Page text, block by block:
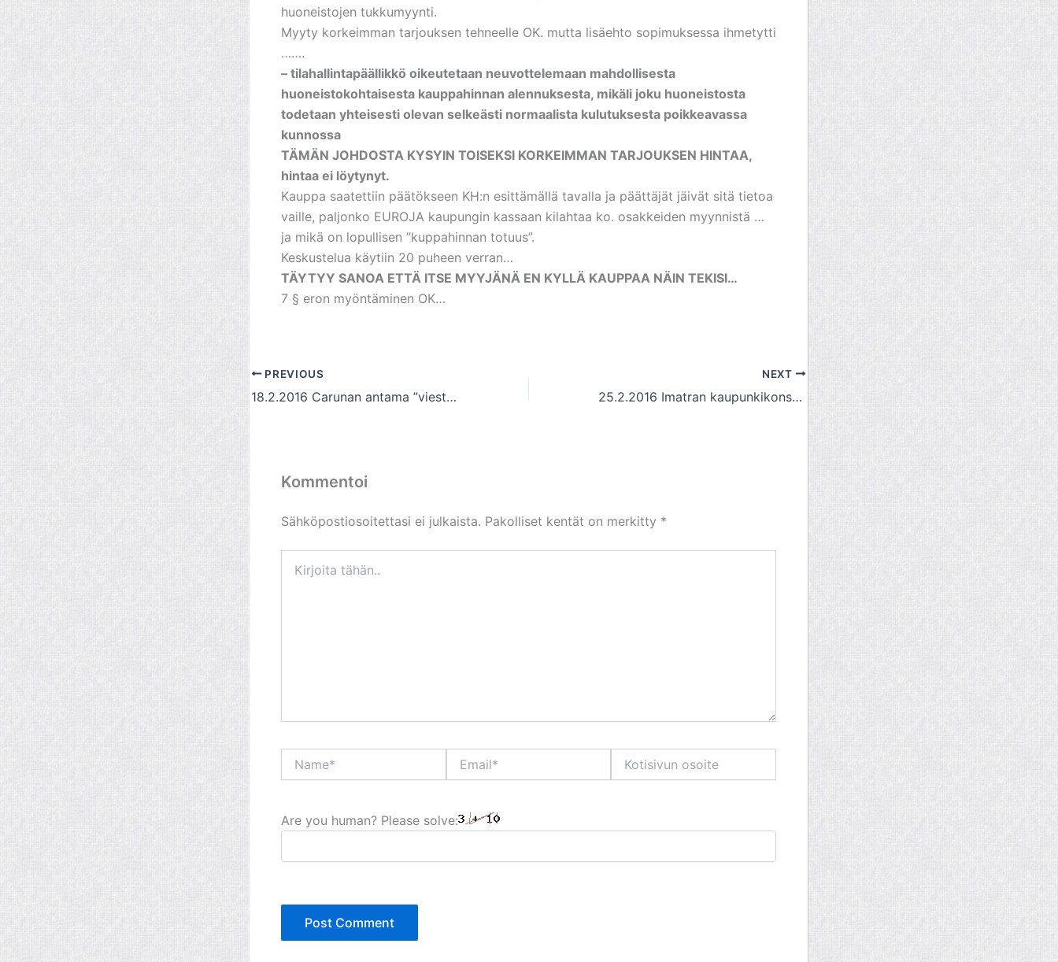
huoneistojen tukkumyynti.
Myyty korkeimman tarjouksen tehneelle OK. mutta lisäehto sopimuksessa ihmetytti
…….
– tilahallintapäällikkö oikeutetaan neuvottelemaan mahdollisesta
huoneistokohtaisesta kauppahinnan alennuksesta, mikäli joku huoneistosta
todetaan yhteisesti olevan selkeästi normaalista kulutuksesta poikkeavassa
kunnossa
TÄMÄN JOHDOSTA KYSYIN TOISEKSI KORKEIMMAN TARJOUKSEN HINTAA,
hintaa ei löytynyt.
Kauppa saatettiin päätökseen KH:n esittämällä tavalla ja päättäjät jäivät sitä tietoa
vaille, paljonko EUROJA kaupungin kassaan kilahtaa ko. osakkeiden myynnistä …
ja mikä on lopullisen ”kuppahinnan totuus”.
Keskustelua käytiin 20 puheen verran…
TÄYTYY SANOA ETTÄ ITSE MYYJÄNÄ EN KYLLÄ KAUPPAA NÄIN TEKISI…
7 § eron myöntäminen OK…
PREVIOUS
18.2.2016 Carunan antama ”viesti” on ”TTIP” totuus globaalista markkinataloudesta.
NEXT
25.2.2016 Imatran kaupunkikonserni tukee omistamissaan vuokra-asunnoissaan jälkiasennushissi toimintaa, mutta ei omistusasuntojen vastaavaa toimintaa.
Kommentoi
Sähköpostiosoitettasi ei julkaista. Pakolliset kentät on merkitty *
tähän..
osoite
Are you human? Please solve: